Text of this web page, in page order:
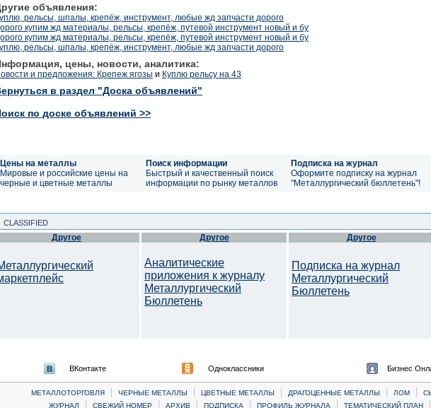
объявления:
рельсы, шпалы, крепёж, инструмент, любые жд запчасти дорого
купим жд материалы, рельсы, крепёж, путевой инструмент новый и бу
купим жд материалы, рельсы, крепёж, путевой инструмент новый и бу
рельсы, шпалы, крепёж, инструмент, любые жд запчасти дорого
цены, новости, аналитика:
и предложения: Крепеж ягозы и Куплю рельсу на 43
в раздел "Доска объявлений"
по доске объявлений >>
Цены на металлы
Мировые и российские цены на
черные и цветные металлы
Поиск информации
Быстрый и качественный поиск
информации по рынку металлов
Подписка на журнал
Оформите подписку на журнал
"Металлургический бюллетень"!
CLASSIFIED
Другое Другое
Аналитические
приложения к журналу
Металлургический
Бюллетень
Другое
Подписка на журнал
Металлургический
Бюллетень
ВКонтакте Одноклассники Бизнес
МЕТАЛЛОТОРГОВЛЯ | ЧЕРНЫЕ МЕТАЛЛЫ | ЦВЕТНЫЕ МЕТАЛЛЫ | ДРАГОЦЕННЫЕ МЕТАЛЛЫ | ЛОМ |
ЖУРНАЛ
| СВЕЖИЙ НОМЕР | АРХИВ | ПОДПИСКА | ПРОФИЛЬ ЖУРНАЛА | ТЕМАТИЧЕСКИЙ ПЛАН |